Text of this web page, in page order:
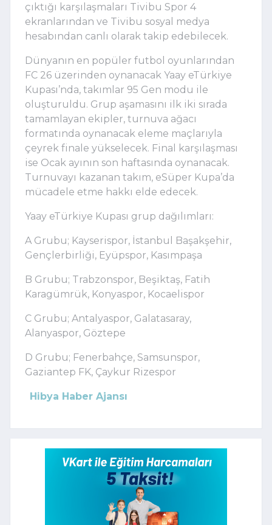
çıktığı karşılaşmaları Tivibu Spor 4
ekranlarından ve Tivibu sosyal medya
hesabından canlı olarak takip edebilecek.
Dünyanın en popüler futbol oyunlarından
FC 26 üzerinden oynanacak Yaay eTürkiye
Kupası’nda, takımlar 95 Gen modu ile
oluşturuldu. Grup aşamasını ilk iki sırada
tamamlayan ekipler, turnuva ağacı
formatında oynanacak eleme maçlarıyla
çeyrek finale yükselecek. Final karşılaşması
ise Ocak ayının son haftasında oynanacak.
Turnuvayı kazanan takım, eSüper Kupa’da
mücadele etme hakkı elde edecek.
Yaay eTürkiye Kupası grup dağılımları:
A Grubu; Kayserispor, İstanbul Başakşehir,
Gençlerbirliği, Eyüpspor, Kasımpaşa
B Grubu; Trabzonspor, Beşiktaş, Fatih
Karagümrük, Konyaspor, Kocaelispor
C Grubu; Antalyaspor, Galatasaray,
Alanyaspor, Göztepe
D Grubu; Fenerbahçe, Samsunspor,
Gaziantep FK, Çaykur Rizespor
Hibya Haber Ajansı